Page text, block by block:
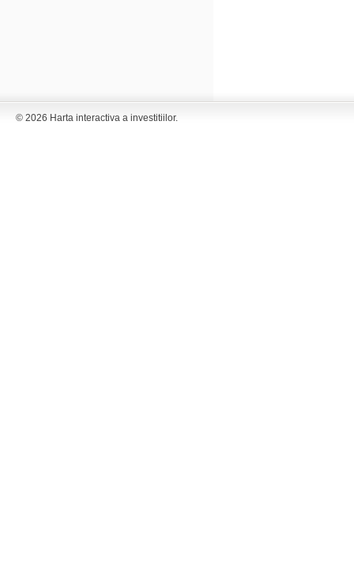
© 2026 Harta interactiva a investitiilor.